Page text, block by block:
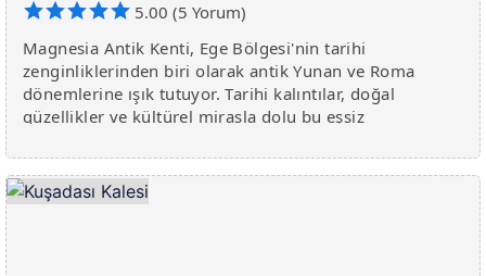
5.00 (5 Yorum)
Magnesia Antik Kenti, Ege Bölgesi'nin tarihi
zenginliklerinden biri olarak antik Yunan ve Roma
dönemlerine ışık tutuyor. Tarihi kalıntılar, doğal
güzellikler ve kültürel mirasla dolu bu eşsiz